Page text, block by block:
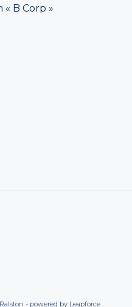
B Corp »
- powered by Leapforce